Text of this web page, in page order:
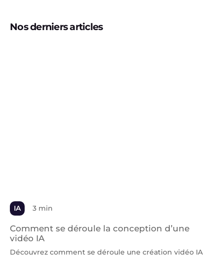
Nos derniers articles
IA 3 min
Comment se déroule la conception d’une
vidéo IA
Découvrez comment se déroule une création vidéo IA